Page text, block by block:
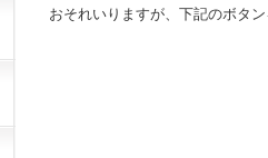
おそれいりますが、下記のボタ